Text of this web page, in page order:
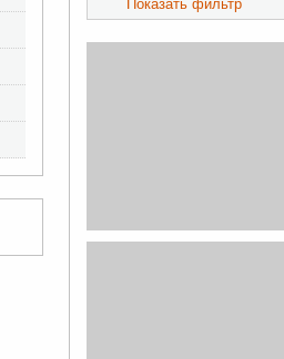
Показать фильтр